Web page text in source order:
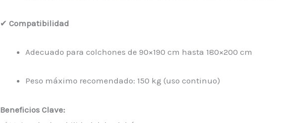
✔ Compatibilidad
Adecuado para colchones de 90×190 cm hasta 180×200 cm
Peso máximo recomendado: 150 kg (uso continuo)
Beneficios Clave: